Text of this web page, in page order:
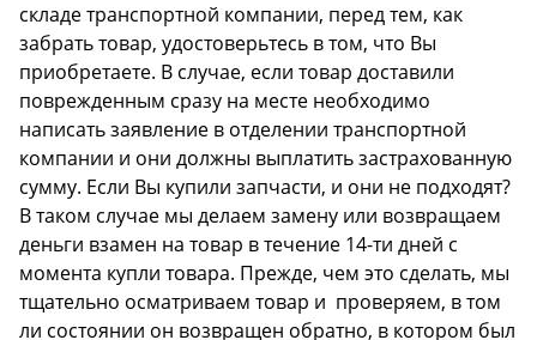
складе транспортной компании, перед тем, как
забрать товар, удостоверьтесь в том, что Вы
приобретаете. В случае, если товар доставили
поврежденным сразу на месте необходимо
написать заявление в отделении транспортной
компании и они должны выплатить застрахованную
сумму. Если Вы купили запчасти, и они не подходят?
В таком случае мы делаем замену или возвращаем
деньги взамен на товар в течение 14-ти дней с
момента купли товара. Прежде, чем это сделать, мы
тщательно осматриваем товар и проверяем, в том
ли состоянии он возвращен обратно, в котором был